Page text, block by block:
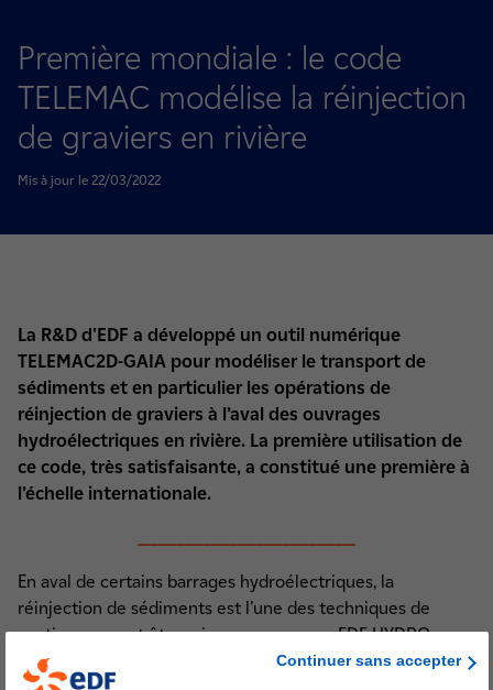
Première mondiale : le code
TELEMAC modélise la réinjection
de graviers en rivière
Mis à jour le 22/03/2022
La R&D d'EDF a développé un outil numérique
TELEMAC2D-GAIA pour modéliser le transport de
sédiments et en particulier les opérations de
réinjection de graviers à l’aval des ouvrages
hydroélectriques en rivière. La première utilisation de
ce code, très satisfaisante, a constitué une première à
l’échelle internationale.
En aval de certains barrages hydroélectriques, la
réinjection de sédiments est l’une des techniques de
gestion pouvant être mise en œuvre par EDF HYDRO.
Pour le groupe EDF,
Continuer sans accepter